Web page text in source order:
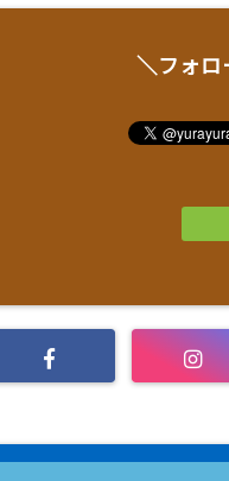
＼フォロ